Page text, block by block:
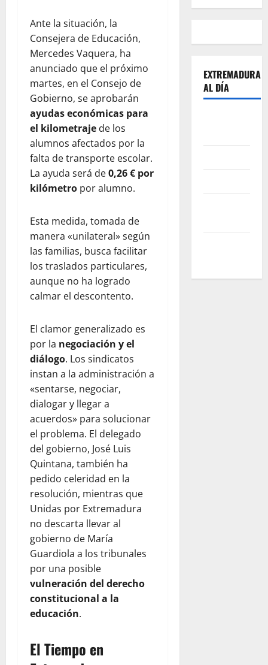
Ante la situación, la
Consejera de Educación,
Mercedes Vaquera, ha
anunciado que el próximo
martes, en el Consejo de
Gobierno, se aprobarán
ayudas económicas para
el kilometraje de los
alumnos afectados por la
falta de transporte escolar.
La ayuda será de0,26 € por
kilómetro por alumno.
Esta medida, tomada de
manera «unilateral» según
las familias, busca facilitar
los traslados particulares,
aunque no ha logrado
calmar el descontento.
El clamor generalizado es
por la negociación y el
diálogo. Los sindicatos
instan a la administración a
«sentarse, negociar,
dialogar y llegar a
acuerdos» para solucionar
el problema. El delegado
del gobierno, José Luis
Quintana, también ha
pedido celeridad en la
resolución, mientras que
Unidas por Extremadura
no descarta llevar al
gobierno de María
Guardiola a los tribunales
por una posible
vulneración del derecho
constitucional a la
educación.
El Tiempo en
EXTREMADURA
AL DÍA